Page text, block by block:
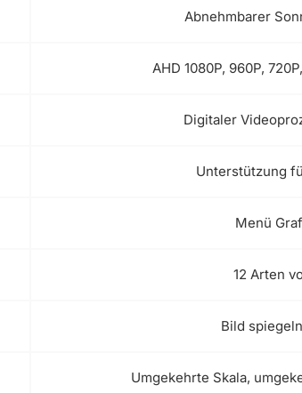
Abnehmbarer
AHD 1080P, 960P,
Digitaler
Unterstützung
Menü
12 Arten
Bild
Umgekehrte Skala,